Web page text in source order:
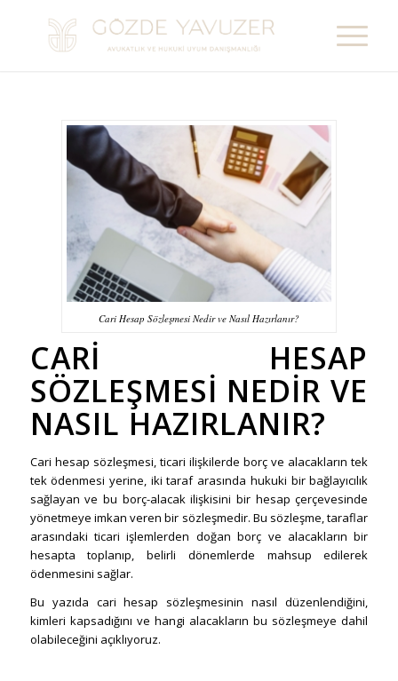
Cari Hesap Sözleşmesi Nedir ve Nasıl Hazırlanır?
CARI HESAP
SÖZLEŞMESI NEDIR VE
NASIL HAZIRLANIR?
Cari hesap sözleşmesi, ticari ilişkilerde borç ve alacakların tek
tek ödenmesi yerine, iki taraf arasında hukuki bir bağlayıcılık
sağlayan ve bu borç-alacak ilişkisini bir hesap çerçevesinde
yönetmeye imkan veren bir sözleşmedir. Bu sözleşme, taraflar
arasındaki ticari işlemlerden doğan borç ve alacakların bir
hesapta toplanıp, belirli dönemlerde mahsup edilerek
ödenmesini sağlar.
Bu yazıda cari hesap sözleşmesinin nasıl düzenlendiğini,
kimleri kapsadığını ve hangi alacakların bu sözleşmeye dahil
olabileceğini açıklıyoruz.